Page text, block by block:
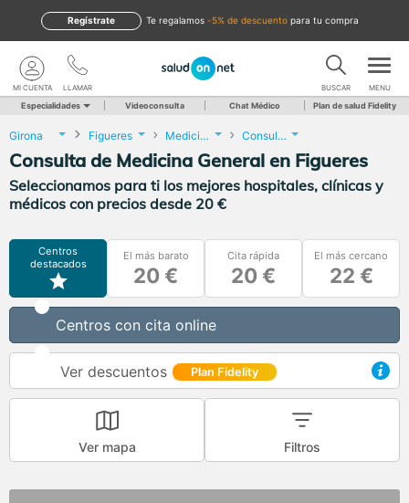
te regalamos -5% de descuento para tu compra
Regístrate
LLAMAR
MI CUENTA BUSCAR MENU
Especialidades Videoconsulta Chat Médico Plan de salud Fidelity
Girona Figueres Medicina General Consulta de Medicina General
Consulta de Medicina General en Figueres
Seleccionamos para ti los mejores hospitales, clínicas y
médicos con precios desde 20 €
Centros
destacados
El más barato
20 €
Cita rápida
20 €
El más cercano
22 €
Centros con cita online
Ver descuentos Plan Fidelity
Ver mapa Filtros